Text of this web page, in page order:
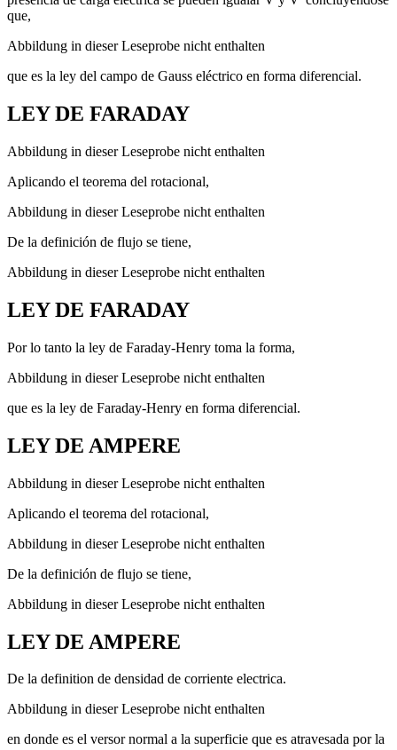
que,
Abbildung in dieser Leseprobe nicht enthalten
que es la ley del campo de Gauss eléctrico en forma diferencial.
LEY DE FARADAY
Abbildung in dieser Leseprobe nicht enthalten
Aplicando el teorema del rotacional,
Abbildung in dieser Leseprobe nicht enthalten
De la definición de flujo se tiene,
Abbildung in dieser Leseprobe nicht enthalten
LEY DE FARADAY
Por lo tanto la ley de Faraday-Henry toma la forma,
Abbildung in dieser Leseprobe nicht enthalten
que es la ley de Faraday-Henry en forma diferencial.
LEY DE AMPERE
Abbildung in dieser Leseprobe nicht enthalten
Aplicando el teorema del rotacional,
Abbildung in dieser Leseprobe nicht enthalten
De la definición de flujo se tiene,
Abbildung in dieser Leseprobe nicht enthalten
LEY DE AMPERE
De la definition de densidad de corriente electrica.
Abbildung in dieser Leseprobe nicht enthalten
en donde es el versor normal a la superficie que es atravesada por la